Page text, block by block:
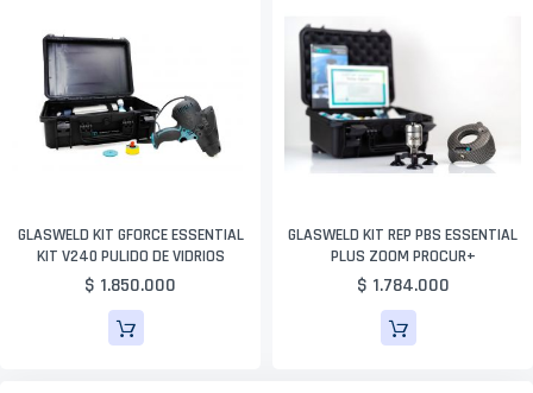
GLASWELD KIT GFORCE ESSENTIAL
KIT V240 PULIDO DE VIDRIOS
$ 1.850.000
GLASWELD KIT REP PBS ESSENTIAL
PLUS ZOOM PROCUR+
$ 1.784.000